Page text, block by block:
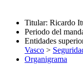
Titular: Ricardo
Periodo del
Entidades
Vasco >
Organigrama